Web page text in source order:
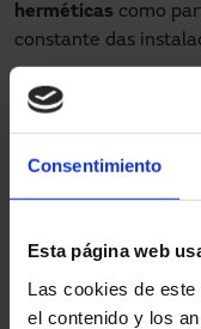
Consentimiento
Esta página web
Las cookies de
el contenido y los
herméticas como
constante das
Foram instaladas
herméticas com
Amanutenção da
delicadas de um
higiene absoluta e
entrada de agentes